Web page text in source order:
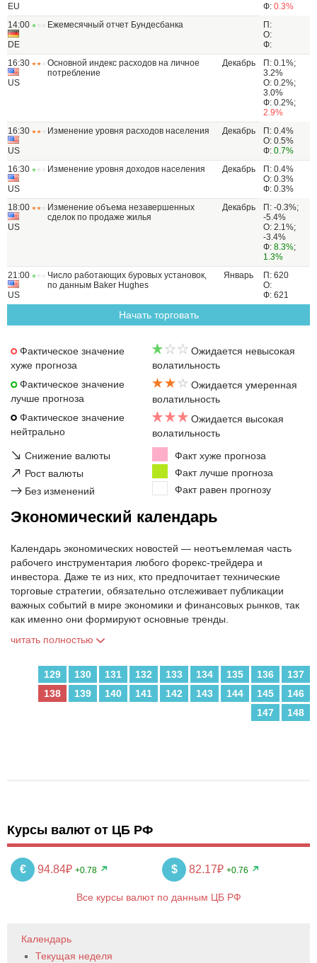
EU
Ф: 0.3%
14:00
DE
Ежемесячный отчет Бундесбанка
П:
О:
Ф:
16:30
US
Основной индекс расходов на личное
потребление
Декабрь
П: 0.1%;
3.2%
О: 0.2%;
3.0%
Ф: 0.2%;
2.9%
16:30
US
Изменение уровня расходов населения Декабрь
П: 0.4%
О: 0.5%
Ф: 0.7%
16:30
US
Изменение уровня доходов населения Декабрь
П: 0.4%
О: 0.3%
Ф: 0.3%
18:00
US
Изменение объема незавершенных
сделок по продаже жилья
Декабрь
П: -0.3%;
-5.4%
О: 2.1%;
-3.4%
Ф: 8.3%;
1.3%
21:00
US
Число работающих буровых установок,
по данным Baker Hughes
Январь
П: 620
О:
Ф: 621
Начать торговать
Фактическое значение
хуже прогноза
Фактическое значение
лучше прогноза
Фактическое значение
нейтрально
Ожидается невысокая
волатильность
Ожидается умеренная
волатильность
Ожидается высокая
волатильность
↘ Снижение валюты
↗ Рост валюты
→ Без изменений
Факт хуже прогноза
Факт лучше прогноза
Факт равен прогнозу
Экономический календарь
Календарь экономических новостей — неотъемлемая часть
рабочего инструментария любого форекс-трейдера и
инвестора. Даже те из них, кто предпочитает технические
торговые стратегии, обязательно отслеживает публикации
важных событий в мире экономики и финансовых рынков, так
как именно они формируют основные тренды.
читать полностью
129 130 131 132 133 134 135 136
137
138
139 140 141 142 143 144 145
146
147
148
Курсы валют от ЦБ РФ
€ 94.84₽ +0.78 $ 82.17₽ +0.76
Все курсы валют по данным ЦБ РФ
Календарь
Текущая неделя